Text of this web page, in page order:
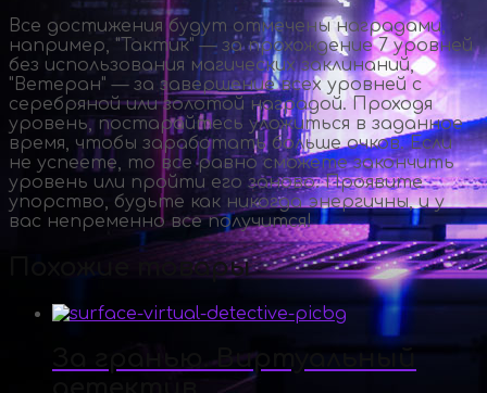
Все достижения будут отмечены наградами,
например, "Тактик" — за прохождение 7 уровней
без использования магических заклинаний,
"Ветеран" — за завершение всех уровней с
серебряной или золотой наградой. Проходя
уровень, постарайтесь уложиться в заданное
время, чтобы заработать больше очков. Если
не успеете, то все равно сможете закончить
уровень или пройти его заново. Проявите
упорство, будьте как никогда энергичны, и у
вас непременно все получится!
Похожие товары
За гранью. Виртуальный